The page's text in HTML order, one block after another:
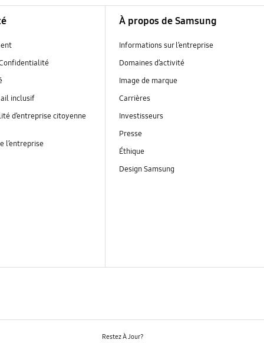
inclusif
d’entreprise citoyenne
l’entreprise
À propos de Samsung
Informations sur l’entreprise
Domaines d’activité
Image de marque
Carrières
Investisseurs
Presse
Éthique
Design Samsung
Restez À Jour?